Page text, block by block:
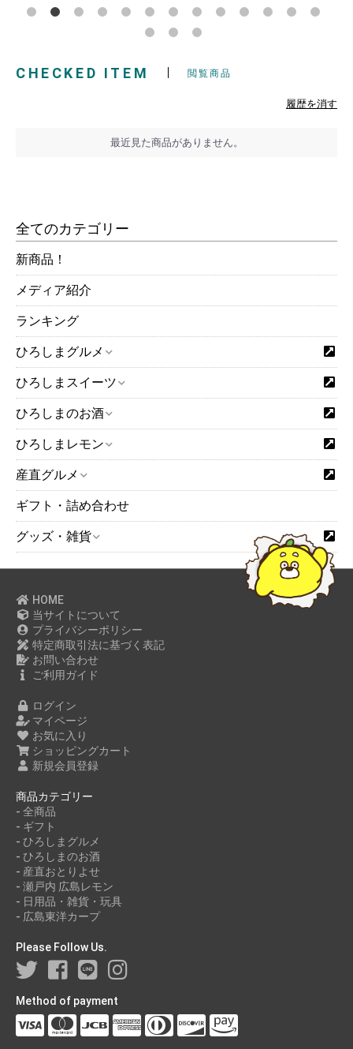
CHECKED ITEM 閲覧商品
履歴を消す
最近見た商品がありません。
全てのカテゴリー
新商品！
メディア紹介
ランキング
ひろしまグルメ
ひろしまスイーツ
ひろしまのお酒
ひろしまレモン
産直グルメ
ギフト・詰め合わせ
グッズ・雑貨
HOME
当サイトについて
プライバシーポリシー
特定商取引法に基づく表記
お問い合わせ
ご利用ガイド
ログイン
マイページ
お気に入り
ショッピングカート
新規会員登録
商品カテゴリー
- 全商品
- ギフト
- ひろしまグルメ
- ひろしまのお酒
- 産直おとりよせ
- 瀬戸内 広島レモン
- 日用品・雑貨・玩具
- 広島東洋カープ
Please Follow Us.
Method of payment